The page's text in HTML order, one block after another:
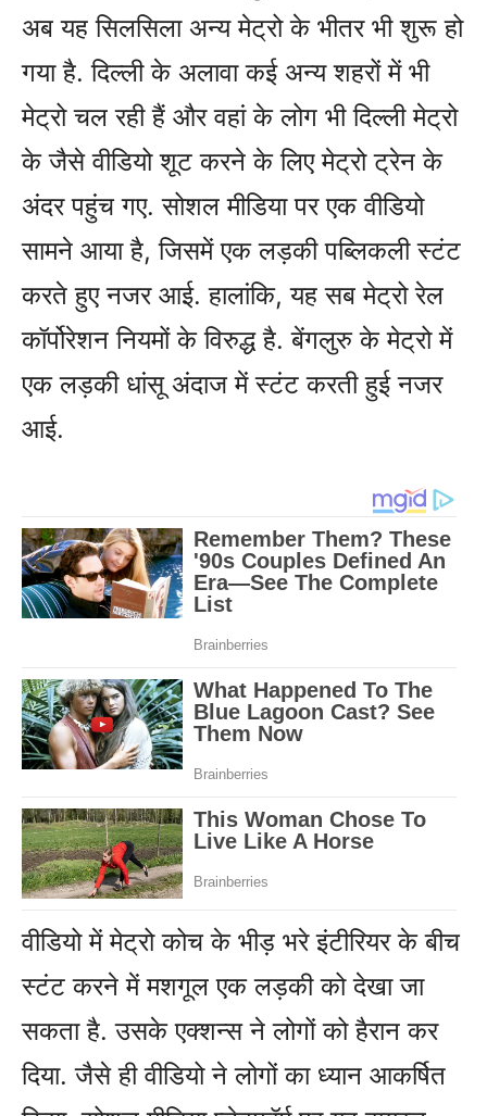
अब यह सिलसिला अन्य मेट्रो के भीतर भी शुरू हो
गया है. दिल्ली के अलावा कई अन्य शहरों में भी
मेट्रो चल रही हैं और वहां के लोग भी दिल्ली मेट्रो
के जैसे वीडियो शूट करने के लिए मेट्रो ट्रेन के
अंदर पहुंच गए. सोशल मीडिया पर एक वीडियो
सामने आया है, जिसमें एक लड़की पब्लिकली स्टंट
करते हुए नजर आई. हालांकि, यह सब मेट्रो रेल
कॉर्पोरेशन नियमों के विरुद्ध है. बेंगलुरु के मेट्रो में
एक लड़की धांसू अंदाज में स्टंट करती हुई नजर
आई.
वीडियो में मेट्रो कोच के भीड़ भरे इंटीरियर के बीच
स्टंट करने में मशगूल एक लड़की को देखा जा
सकता है. उसके एक्शन्स ने लोगों को हैरान कर
दिया. जैसे ही वीडियो ने लोगों का ध्यान आकर्षित